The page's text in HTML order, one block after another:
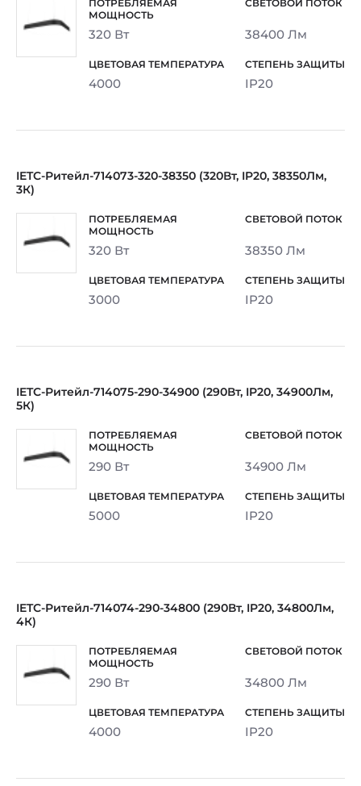
320 Вт 38400 Лм
4000 IP20
IETC-Ритейл-714073-320-38350 (320Вт, IP20, 38350Лм,
3К)
320 Вт 38350 Лм
3000 IP20
IETC-Ритейл-714075-290-34900 (290Вт, IP20, 34900Лм,
5К)
290 Вт 34900 Лм
5000 IP20
IETC-Ритейл-714074-290-34800 (290Вт, IP20, 34800Лм,
4К)
290 Вт 34800 Лм
4000 IP20